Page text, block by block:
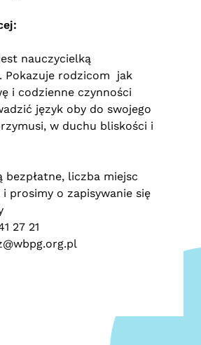
nauczycielką
Pokazuje rodzicom jak
i codzienne czynności
język oby do swojego
w duchu bliskości i
bezpłatne, liczba miejsc
prosimy o zapisywanie się
27 21